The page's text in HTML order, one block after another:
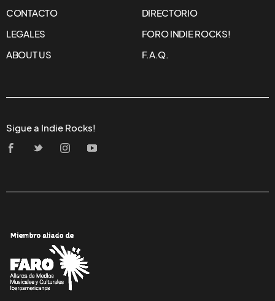
CONTACTO
DIRECTORIO
LEGALES
FORO INDIE ROCKS!
ABOUT US
F.A.Q.
Sigue a Indie Rocks!